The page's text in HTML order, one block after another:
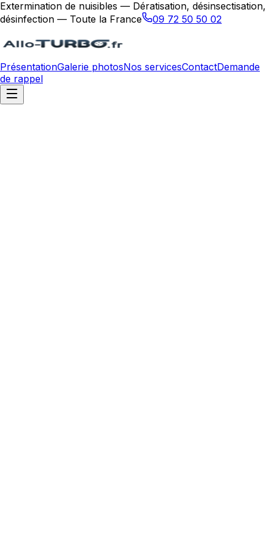
Extermination de nuisibles — Dératisation, désinsectisation,
désinfection — Toute la France
09 72 50 50 02
PrésentationGalerie photosNos servicesContactDemande
de rappel